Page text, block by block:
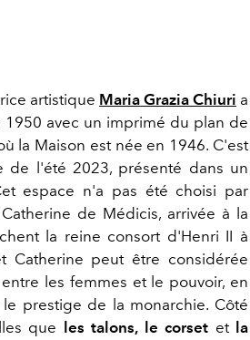
artistique Maria Grazia Chiuri a
avec un imprimé du plan de
la Maison est née en 1946. C'est
de l'été 2023, présenté dans un
espace n'a pas été choisi par
de Médicis, arrivée à la
la reine consort d'Henri II à
Catherine peut être considérée
les femmes et le pouvoir, en
prestige de la monarchie. Côté
que
les talons, le corset etla